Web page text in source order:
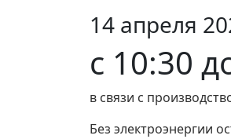
14 апреля
с 10:30
в связи с
Без электроэнергии